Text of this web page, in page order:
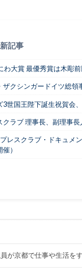
記事
わ大賞 最優秀賞は木彫
ザクシンガードイツ総
3世国王陛下誕生祝賀会
クラブ 理事長、副理事長
レスクラブ・ドキュメ
）
が京都で仕事や生活を